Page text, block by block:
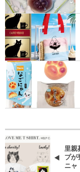
里親
プが
ニャ